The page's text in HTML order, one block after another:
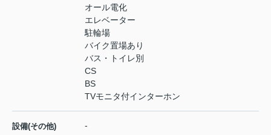
オール電化
エレベーター
駐輪場
バイク置場あり
バス・トイレ別
CS
BS
TVモニタ付インターホン
設備(その他) -